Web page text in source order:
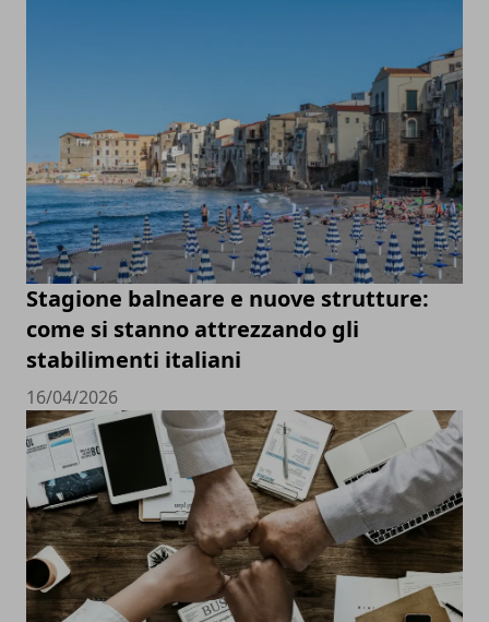
Stagione balneare e nuove strutture:
come si stanno attrezzando gli
stabilimenti italiani
16/04/2026